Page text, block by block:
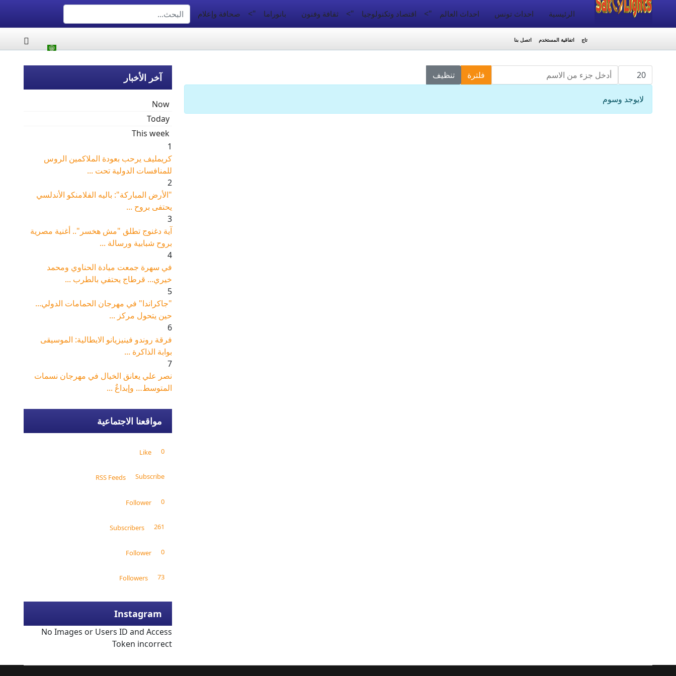
الرئيسية احداث تونس احداث العالم "> اقتصاد وتكنولوجيا "> ثقافة وفنون بانوراما "> صحافة وإعلام
البحث
Type 2 or more characters for results.
تاج اتفاقية المستخدم اتصل بنا
أدخل جزء من الاسم فلترة تنظيف عدد الإظهارات:
معلومات
لايوجد وسوم
آخر الأخبار
Now
Today
This week
1
كريمليف يرحب بعودة الملاكمين الروس
للمنافسات الدولية تحت ...
2
"الأرض المباركة": باليه الفلامنكو الأندلسي
يحتفى بروح ...
3
آية دغنوج تطلق "مش هخسر".. أغنية مصرية
بروح شبابية ورسالة ...
4
في سهرة جمعت ميادة الحناوي ومحمد
خيري... قرطاج يحتفي بالطرب ...
5
"جاكراندا" في مهرجان الحمامات الدولي...
حين يتحول مركز ...
6
فرقة روندو فينيزيانو الايطالية: الموسيقى
بوابة الذاكرة ...
7
نصر علي يعانق الخيال في مهرجان نسمات
المتوسط… وإبداعٌ ...
مواقعنا الاجتماعية
0
Like
Subscribe
RSS Feeds
0
Follower
261
Subscribers
0
Follower
73
Followers
Instagram
No Images or Users ID and Access
Token incorrect